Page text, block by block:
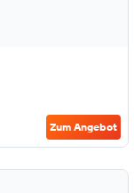
Zum Angebot